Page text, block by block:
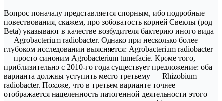
Вопрос поначалу представляется спорным, ибо подробные
повествования, скажем, про зобоватость корней Свеклы (род
Beta) указывают в качестве возбудителя бактерию иного вида
— Agrobacterium radiobacter. Однако при несколько более
глубоком исследовании выясняется: Agrobacterium radiobacter
— просто синоним Agrobacterium tumefacie. Кроме того,
приблизительно с 2010-го года существует предложение: оба
варианта должны уступить место третьему — Rhizobium
radiobacter. Похоже, что в третьем варианте точнее
отображается нацеленность патогенной деятельности этого